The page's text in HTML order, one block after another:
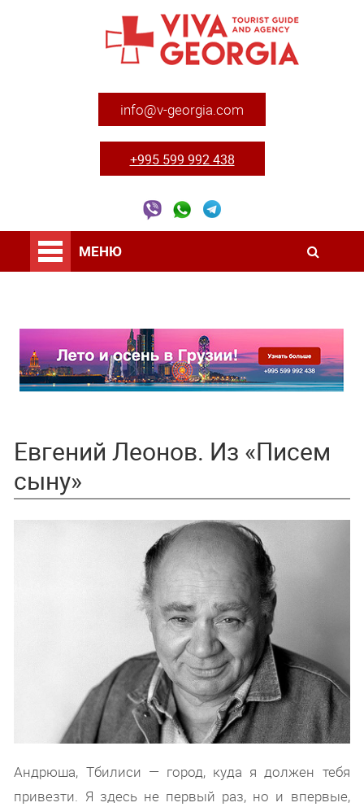
info@v-georgia.com
+995 599 992 438
МЕНЮ
Евгений Леонов. Из «Писем
сыну»
Андрюша, Тбилиси — город, куда я должен тебя
привезти. Я здесь не первый раз, но и впервые,